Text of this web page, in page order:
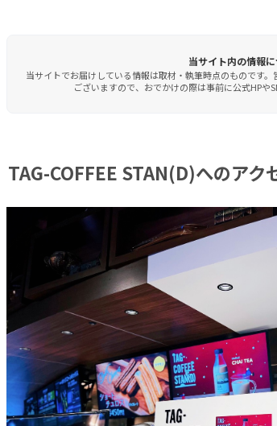
当サイト内の情報
当サイトでお届けしている情報は取材・執筆時点のものです
ございますので、おでかけの際は事前に公式HPや
TAG-COFFEE STAN(D)へのアク